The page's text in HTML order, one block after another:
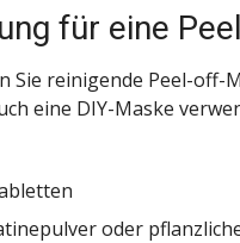
für eine
Sie reinigende Peel-
eine DIY-Maske
oder